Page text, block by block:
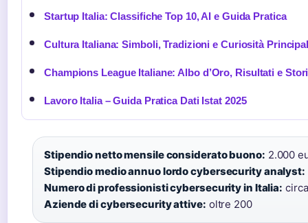
Startup Italia: Classifiche Top 10, AI e Guida Pratica
Cultura Italiana: Simboli, Tradizioni e Curiosità
Champions League Italiane: Albo d’Oro, Risultati e
Lavoro Italia – Guida Pratica Dati Istat 2025
Stipendio netto mensile considerato buono: 2.000
Stipendio medio annuo lordo cybersecurity analyst:
Numero di professionisti cybersecurity in Italia:
Aziende di cybersecurity attive: oltre 200